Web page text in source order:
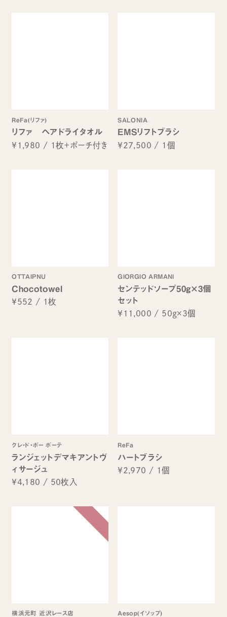
ReFa(リファ)
リファ ヘアドライタオル
¥1,980 / 1枚＋ポーチ付き
SALONIA
EMSリフトブラシ
¥27,500 / 1個
OTTAIPNU
Chocotowel
¥552 / 1枚
GIORGIO ARMANI
センテッドソープ50g×3個
セット
¥11,000 / 50g×3個
クレ・ド・ポー ボーテ
ランジェットデマキアントヴ
ィサージュ
¥4,180 / 50枚入
ReFa
ハートブラシ
¥2,970 / 1個
横浜元町 近沢レース店 Aesop(イソップ)